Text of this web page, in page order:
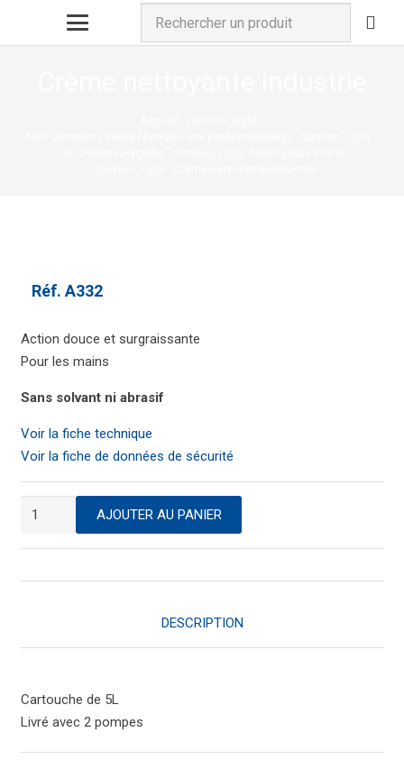
Réf. A332
Action douce et surgraissante
Pour les mains
Sans solvant ni abrasif
Voir la fiche technique
Voir la fiche de données de sécurité
quantité
Crème
AJOUTER AU PANIER
DESCRIPTION
Cartouche de 5L
Livré avec 2 pompes